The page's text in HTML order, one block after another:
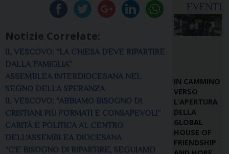
Notizie Correlate:
IL VESCOVO: “LA CHIESA DEVE RIPARTIRE
DALLA FAMIGLIA”
ASSEMBLEA INTERDIOCESANA NEL
SEGNO DELLA SPERANZA
IL VESCOVO: “ABBIAMO BISOGNO DI
CRISTIANI PIÙ FORMATI E CONSAPEVOLI”
CARITÀ E POLITICA AL CENTRO
DELL’ASSEMBLEA DIOCESANA
“C’E BISOGNO DI RIPARTIRE, SEGUIAMO
EVENTI
IN CAMMINO
VERSO
L’APERTURA
DELLA
GLOBAL
HOUSE OF
FRIENDSHIP